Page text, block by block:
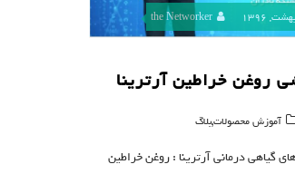
the Networker
روغن خراطین آرترینا
آموزش محصولات,بلاگ
گیاهی درمانی آرترینا : روغن خراطین